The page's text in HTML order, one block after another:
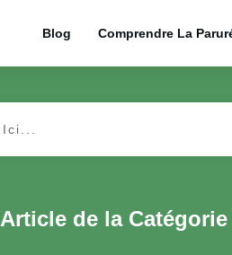
Blog Comprendre La
Article de la Catégorie